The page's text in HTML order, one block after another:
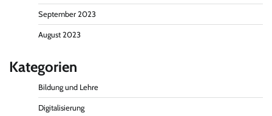
September 2023
August 2023
Kategorien
Bildung und Lehre
Digitalisierung